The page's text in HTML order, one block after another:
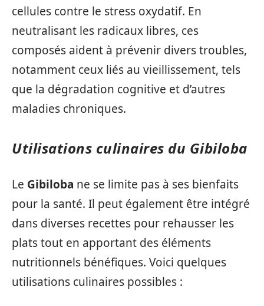
cellules contre le stress oxydatif. En
neutralisant les radicaux libres, ces
composés aident à prévenir divers troubles,
notamment ceux liés au vieillissement, tels
que la dégradation cognitive et d’autres
maladies chroniques.
Utilisations culinaires du Gibiloba
Le Gibiloba ne se limite pas à ses bienfaits
pour la santé. Il peut également être intégré
dans diverses recettes pour rehausser les
plats tout en apportant des éléments
nutritionnels bénéfiques. Voici quelques
utilisations culinaires possibles :